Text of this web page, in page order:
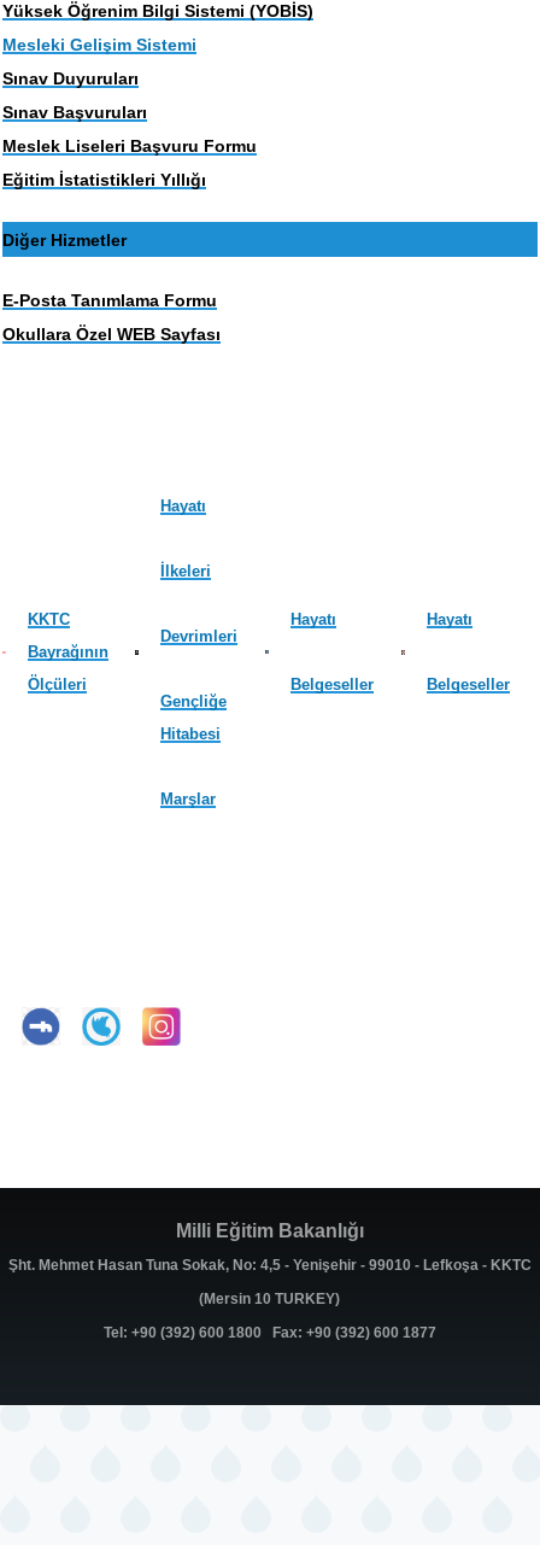
Yüksek Öğrenim Bilgi Sistemi (YOBİS)
Mesleki Gelişim Sistemi
Sınav Duyuruları
Sınav Başvuruları
Meslek Liseleri Başvuru Formu
Eğitim İstatistikleri Yıllığı
Diğer Hizmetler
E-Posta Tanımlama Formu
Okullara Özel WEB Sayfası
KKTC
Bayrağının
Ölçüleri
Hayatı
İlkeleri
Devrimleri
Gençliğe
Hitabesi
Marşlar
Hayatı
Belgeseller
Hayatı
Belgeseller
Milli Eğitim Bakanlığı
Şht. Mehmet Hasan Tuna Sokak, No: 4,5 - Yenişehir - 99010 - Lefkoşa - KKTC
(Mersin 10 TURKEY)
Tel: +90 (392) 600 1800 Fax: +90 (392) 600 1877